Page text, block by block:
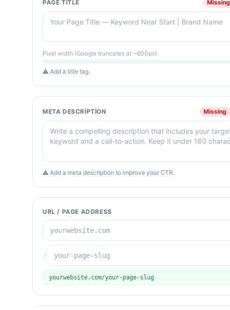
PAGE TITLE Missing
Pixel width (Google truncates at ~600px)
⚠ Add a title tag.
META DESCRIPTION Missing
⚠ Add a meta description to improve your CTR.
URL / PAGE ADDRESS
/
yourwebsite.com/your-page-slug